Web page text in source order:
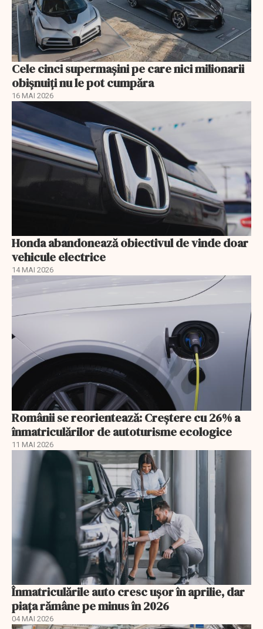
Cele cinci supermașini pe care nici milionarii
obișnuiți nu le pot cumpăra
16 MAI 2026
Honda abandonează obiectivul de vinde doar
vehicule electrice
14 MAI 2026
Românii se reorientează: Creştere cu 26% a
înmatriculărilor de autoturisme ecologice
11 MAI 2026
Înmatriculările auto cresc ușor în aprilie, dar
piața rămâne pe minus în 2026
04 MAI 2026